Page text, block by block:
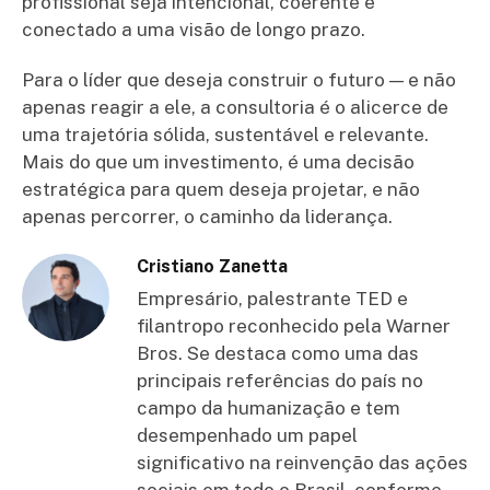
conectado a uma visão de longo prazo.
Para o líder que deseja construir o futuro — e não
apenas reagir a ele, a consultoria é o alicerce de
uma trajetória sólida, sustentável e relevante.
Mais do que um investimento, é uma decisão
estratégica para quem deseja projetar, e não
apenas percorrer, o caminho da liderança.
Cristiano Zanetta
Empresário, palestrante TED e
filantropo reconhecido pela Warner
Bros. Se destaca como uma das
principais referências do país no
campo da humanização e tem
desempenhado um papel
significativo na reinvenção das ações